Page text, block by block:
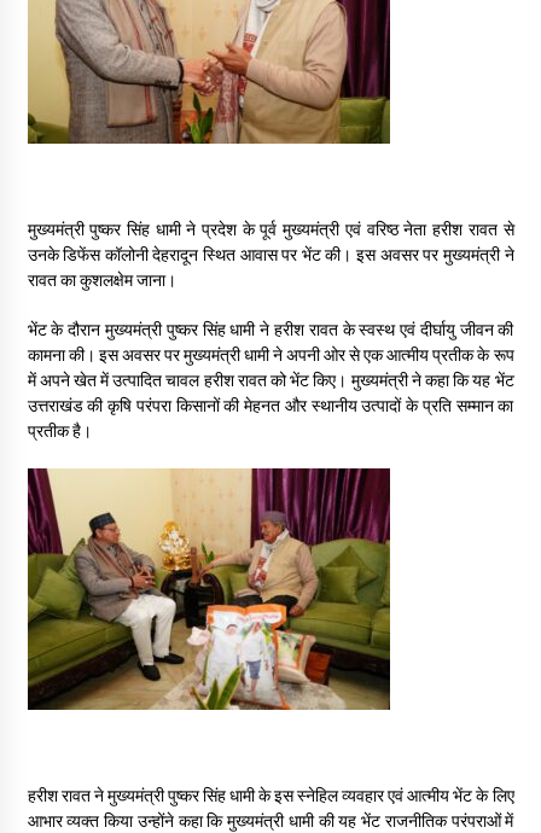
May 16, 2022
Thought Of The Day 14 May
May 14, 2022
May 13, 2022
May 12, 2022
Thought Of The Day 10 May
May 10, 2022
Thought Of The Day 9 May
May 9, 2022
मुख्यमंत्री पुष्कर सिंह धामी ने प्रदेश के पूर्व मुख्यमंत्री एवं वरिष्ठ नेता हरीश रावत से
उनके डिफेंस कॉलोनी देहरादून स्थित आवास पर भेंट की। इस अवसर पर मुख्यमंत्री ने
रावत का कुशलक्षेम जाना।
भेंट के दौरान मुख्यमंत्री पुष्कर सिंह धामी ने हरीश रावत के स्वस्थ एवं दीर्घायु जीवन की
कामना की। इस अवसर पर मुख्यमंत्री धामी ने अपनी ओर से एक आत्मीय प्रतीक के रूप
में अपने खेत में उत्पादित चावल हरीश रावत को भेंट किए। मुख्यमंत्री ने कहा कि यह भेंट
उत्तराखंड की कृषि परंपरा किसानों की मेहनत और स्थानीय उत्पादों के प्रति सम्मान का
प्रतीक है।
हरीश रावत ने मुख्यमंत्री पुष्कर सिंह धामी के इस स्नेहिल व्यवहार एवं आत्मीय भेंट के लिए
आभार व्यक्त किया उन्होंने कहा कि मुख्यमंत्री धामी की यह भेंट राजनीतिक परंपराओं में